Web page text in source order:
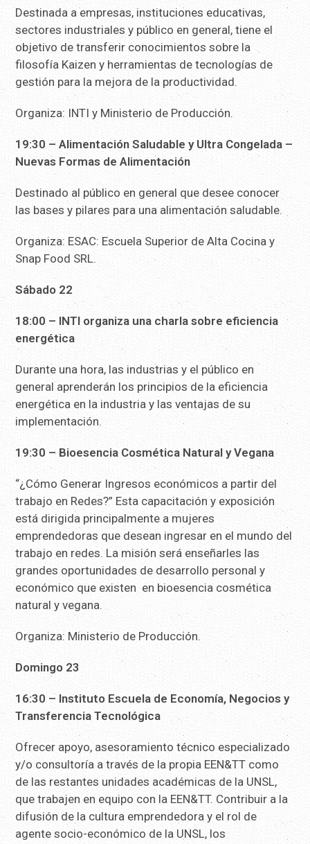
Destinada a empresas, instituciones educativas,
sectores industriales y público en general, tiene el
objetivo de transferir conocimientos sobre la
filosofía Kaizen y herramientas de tecnologías de
gestión para la mejora de la productividad.
Organiza: INTI y Ministerio de Producción.
19:30 – Alimentación Saludable y Ultra Congelada –
Nuevas Formas de Alimentación
Destinado al público en general que desee conocer
las bases y pilares para una alimentación saludable.
Organiza: ESAC: Escuela Superior de Alta Cocina y
Snap Food SRL.
Sábado 22
18:00 – INTI organiza una charla sobre eficiencia
energética
Durante una hora, las industrias y el público en
general aprenderán los principios de la eficiencia
energética en la industria y las ventajas de su
implementación.
19:30 – Bioesencia Cosmética Natural y Vegana
“¿Cómo Generar Ingresos económicos a partir del
trabajo en Redes?” Esta capacitación y exposición
está dirigida principalmente a mujeres
emprendedoras que desean ingresar en el mundo del
trabajo en redes. La misión será enseñarles las
grandes oportunidades de desarrollo personal y
económico que existen en bioesencia cosmética
natural y vegana.
Organiza: Ministerio de Producción.
Domingo 23
16:30 – Instituto Escuela de Economía, Negocios y
Transferencia Tecnológica
Ofrecer apoyo, asesoramiento técnico especializado
y/o consultoría a través de la propia EEN&TT como
de las restantes unidades académicas de la UNSL,
que trabajen en equipo con la EEN&TT. Contribuir a la
difusión de la cultura emprendedora y el rol de
agente socio-económico de la UNSL, los